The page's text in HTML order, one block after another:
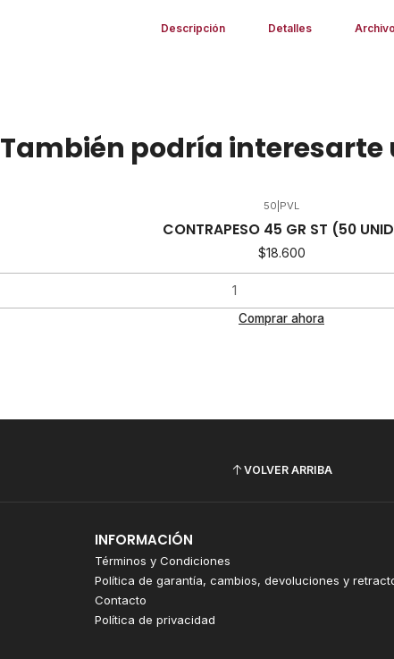
Descripción Detalles
También podría interesarte
50 PVL
CONTRAPESO 45 GR ST (50
$18.600
Comprar ahora
VOLVER ARRIBA
INFORMACIÓN
Términos y Condiciones
Política de garantía, cambios, devoluciones y
Contacto
Política de privacidad